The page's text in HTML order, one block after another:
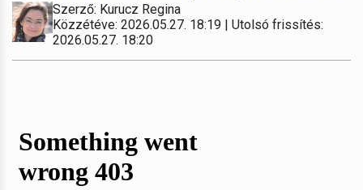
Szerző: Kurucz Regina
Közzétéve: 2026.05.27. 18:19 | Utolsó frissítés:
2026.05.27. 18:20